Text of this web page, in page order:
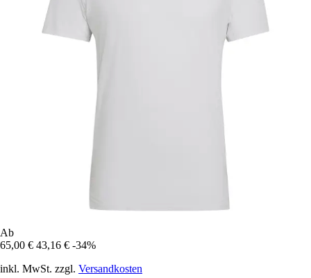
Ab
65,00 € 43,16 € -34%
inkl. MwSt. zzgl. Versandkosten